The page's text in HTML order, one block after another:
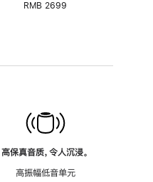
RMB 2699
高保真音质，令人沉浸。
高振幅低音单元